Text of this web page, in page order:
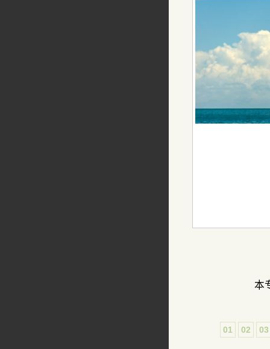
本
01 02 03